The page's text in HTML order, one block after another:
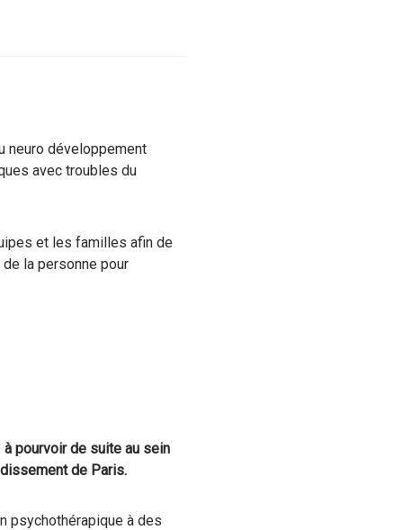
neuro développement
avec troubles du
et les familles afin de
de la personne pour
pourvoir de suite au sein
de Paris.
psychothérapique à des